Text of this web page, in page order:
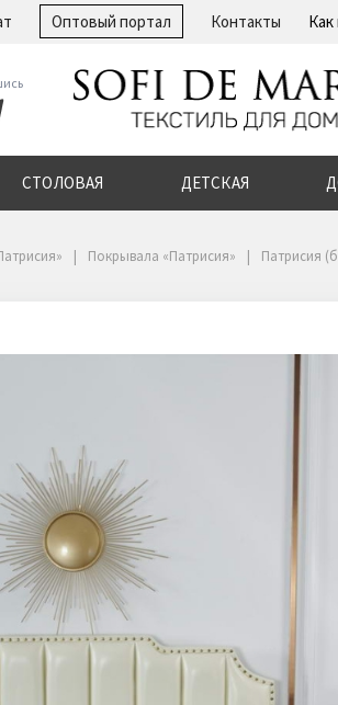
Оптовый портал Контакты Как
СТОЛОВАЯ ДЕТСКАЯ
Покрывала «Патрисия» Патрисия